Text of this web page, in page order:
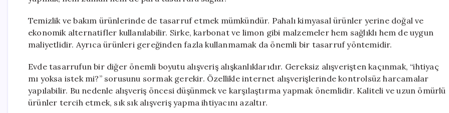
Temizlik ve bakım ürünlerinde de tasarruf etmek mümkündür. Pahalı kimyasal ürünler yerine doğal ve
ekonomik alternatifler kullanılabilir. Sirke, karbonat ve limon gibi malzemeler hem sağlıklı hem de uygun
maliyetlidir. Ayrıca ürünleri gereğinden fazla kullanmamak da önemli bir tasarruf yöntemidir.
Evde tasarrufun bir diğer önemli boyutu alışveriş alışkanlıklarıdır. Gereksiz alışverişten kaçınmak, “ihtiyaç
mı yoksa istek mi?” sorusunu sormak gerekir. Özellikle internet alışverişlerinde kontrolsüz harcamalar
yapılabilir. Bu nedenle alışveriş öncesi düşünmek ve karşılaştırma yapmak önemlidir. Kaliteli ve uzun ömürlü
ürünler tercih etmek, sık sık alışveriş yapma ihtiyacını azaltır.